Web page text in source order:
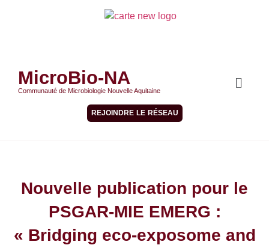
MicroBio-NA
Communauté de Microbiologie Nouvelle Aquitaine
REJOINDRE LE RÉSEAU
Nouvelle publication pour le
PSGAR-MIE EMERG :
« Bridging eco-exposome and